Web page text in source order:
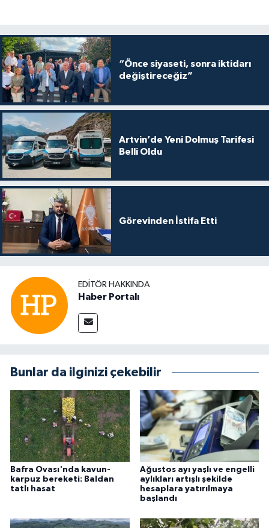
“Önce siyaseti, sonra iktidarı
değiştireceğiz”
Artvin’de Yeni Dolmuş Tarifesi
Belli Oldu
Görevinden İstifa Etti
EDITÖR HAKKINDA
Haber Portalı
Bunlar da ilginizi çekebilir
Bafra Ovası'nda kavun-
karpuz bereketi: Baldan
tatlı hasat
Ağustos ayı yaşlı ve engelli
aylıkları artışlı şekilde
hesaplara yatırılmaya
başlandı